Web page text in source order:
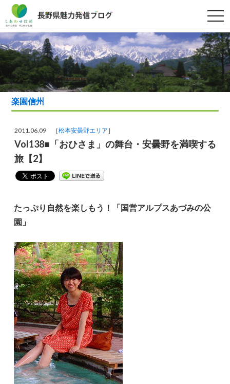
t
o
g
g
l
e
n
a
v
g
i
楽園信州
2011.06.09 ［松本安曇野エリア ］
Vol138■「おひさま」の舞台・安曇野を満喫する
旅【2】
たっぷり自然を楽しもう！「国営アルプスあづみの公
園」